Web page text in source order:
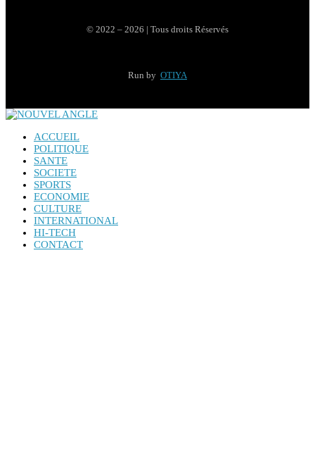
© 2022 – 2026 | Tous droits Réservés
Run by OTIYA
ACCUEIL
POLITIQUE
SANTE
SOCIETE
SPORTS
ECONOMIE
CULTURE
INTERNATIONAL
HI-TECH
CONTACT